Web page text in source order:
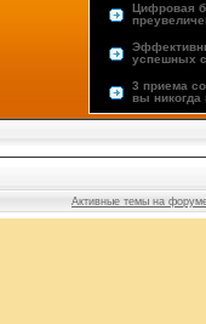
Цифровая
успешных
3 приема
вы никогда
Опыт
Активные темы на